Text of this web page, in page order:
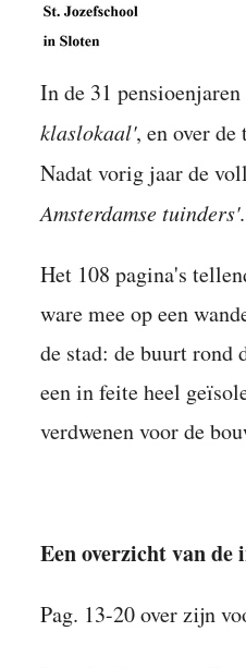
In de 31
klaslokaal', en over de
Nadat vorig jaar de
Amsterdamse tuinders'.
Het 108 pagina's
ware mee op een
de stad: de buurt rond
een in feite heel
verdwenen voor de
Een overzicht van de
Pag. 13-20 over zijn